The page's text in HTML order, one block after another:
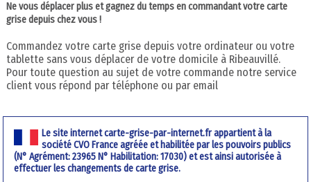
Ne vous déplacer plus et gagnez du temps en commandant votre carte
grise depuis chez vous !
Commandez votre carte grise depuis votre ordinateur ou votre
tablette sans vous déplacer de votre domicile à Ribeauvillé.
Pour toute question au sujet de votre commande notre service
client vous répond par téléphone ou par email
Le site internet carte-grise-par-internet.fr appartient à la
société CVO France agréée et habilitée par les pouvoirs publics
(N° Agrément: 23965 N° Habilitation: 17030) et est ainsi autorisée à
effectuer les changements de carte grise.